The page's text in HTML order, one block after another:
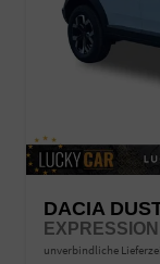
DACIA
unverbindliche